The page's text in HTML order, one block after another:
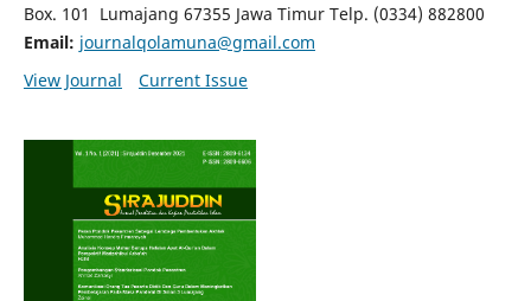
Box. 101 Lumajang 67355 Jawa Timur Telp. (0334) 882800
Email: journalqolamuna@gmail.com
View Journal
Current Issue